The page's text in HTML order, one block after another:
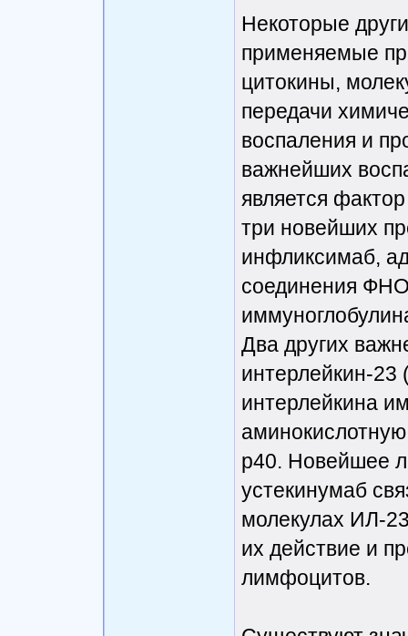
Некоторые
применяемые
цитокины,
передачи
воспаления и
важнейших
является
три новейших
инфликсимаб,
соединения
Два других
интерлейкин-
интерлейкина
p40. Новейшее
устекинумаб
молекулах ИЛ-
их действие и
лимфоцитов.